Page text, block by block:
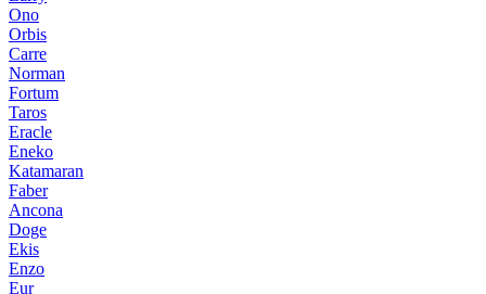
Ono
Orbis
Carre
Norman
Fortum
Taros
Eracle
Eneko
Katamaran
Faber
Ancona
Doge
Ekis
Enzo
Eur